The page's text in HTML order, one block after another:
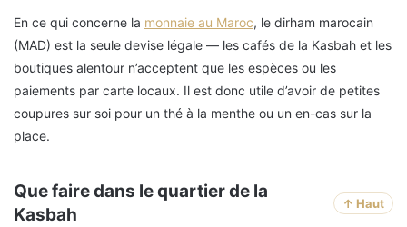
En ce qui concerne la monnaie au Maroc, le dirham marocain
(MAD) est la seule devise légale — les cafés de la Kasbah et les
boutiques alentour n’acceptent que les espèces ou les
paiements par carte locaux. Il est donc utile d’avoir de petites
coupures sur soi pour un thé à la menthe ou un en-cas sur la
place.
Que faire dans le quartier de la
Kasbah
↑ Haut